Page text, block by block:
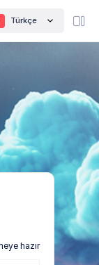
Türkçe
hazır